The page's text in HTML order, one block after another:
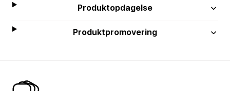
Produktopdagelse
Produktpromovering